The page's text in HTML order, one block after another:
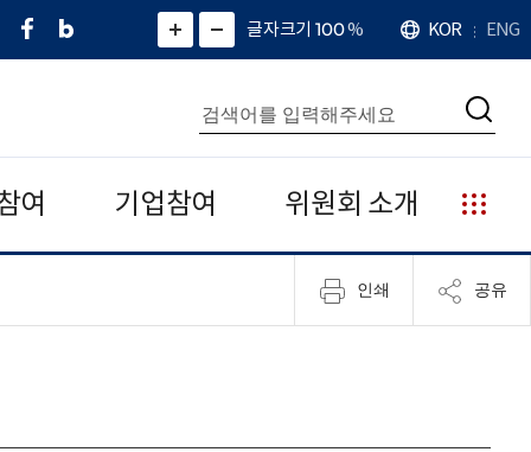
페
네
그
)
화
면
면
소
확
대
치
글자크기 100%
언
어
KOR ENG
통
합
검
색
검
여 기업참여 위원회 소개
누
리
집
안
인쇄 공유